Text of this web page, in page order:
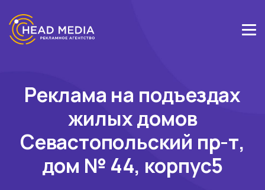
Реклама на подъездах
жилых домов
Севастопольский пр-т,
дом № 44, корпус5